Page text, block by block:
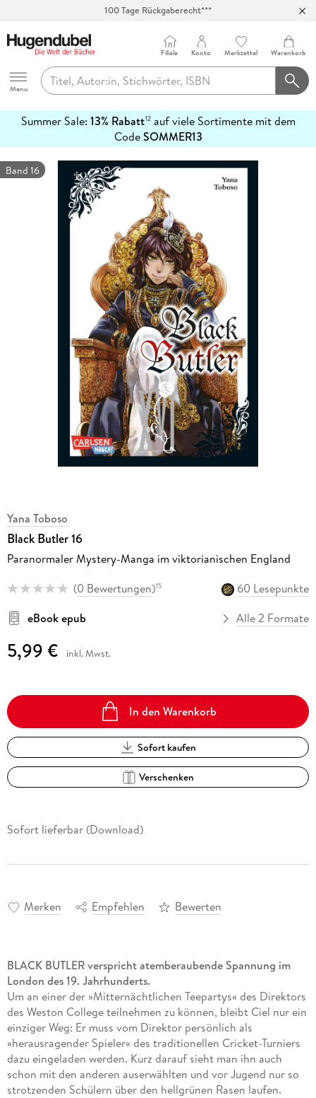
100 Tage Rückgaberecht***
Hugendubel
Menu
Filiale Konto Merkzettel Warenkorb
Summer Sale: 13% Rabatt12auf viele Sortimente mit dem
CodeSOMMER13
erfahren
Band 16
Yana Toboso
Black Butler 16
Paranormaler Mystery-Manga im viktorianischen England
(0 Bewertungen)15
60 Lesepunkte
eBook epub
Alle 2 Formate
5,99 € inkl. Mwst.
In den Warenkorb
Sofort kaufen
Verschenken
Sofort lieferbar (Download)
Merken Empfehlen Bewerten
BLACK BUTLER verspricht atemberaubende Spannung im
London des 19. Jahrhunderts.
Um an einer der »Mitternächtlichen Teepartys« des Direktors
des Weston College teilnehmen zu können, bleibt Ciel nur ein
einziger Weg: Er muss vom Direktor persönlich als
»herausragender Spieler« des traditionellen Cricket-Turniers
dazu eingeladen werden. Kurz darauf sieht man ihn auch
schon mit den anderen auserwählten und vor Jugend nur so
strotzenden Schülern über den hellgrünen Rasen laufen.